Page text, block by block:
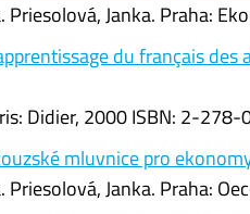
Priesolová, Janka. Praha:
du français
Didier, 2000 ISBN: 2-
mluvnice pro
Priesolová, Janka. Praha: